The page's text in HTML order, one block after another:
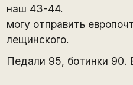
наш 43-44.
могу отправить
лещинского.
Педали 95, ботинки 90.